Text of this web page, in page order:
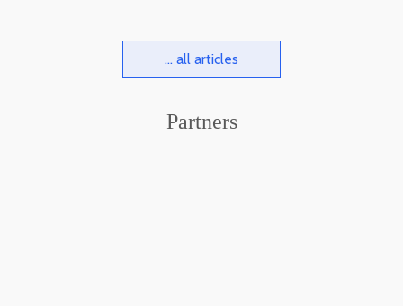
... all articles
Partners